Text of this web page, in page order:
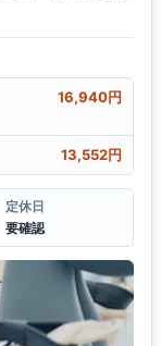
16,940円
13,552円
定休日
要確認